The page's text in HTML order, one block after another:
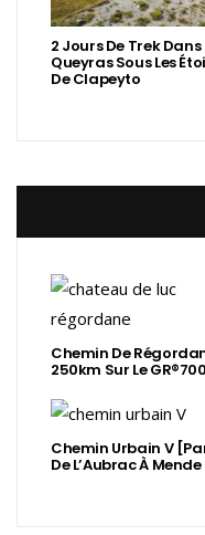
2 Jours De Trek Dans
Queyras Sous Les
De Clapeyto
Chemin De
250km Sur Le GR®700
Chemin Urbain V
De L’Aubrac À Mende